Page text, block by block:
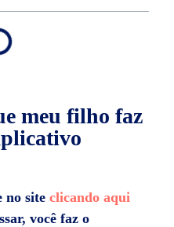
meu filho faz
no siteclicando aqui
você faz o